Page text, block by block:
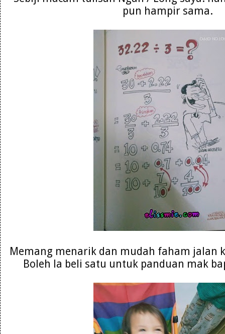
pun hampir sama.
Memang menarik dan mudah faham jalan
Boleh la beli satu untuk panduan mak